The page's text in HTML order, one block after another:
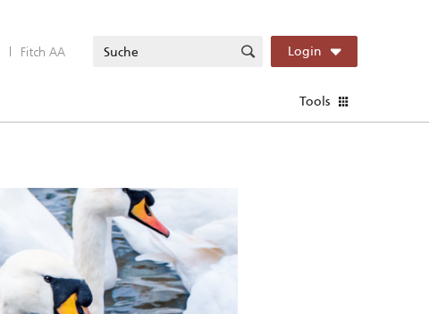
| Fitch AA Login
Tools